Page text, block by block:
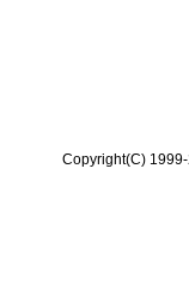
Copyright(C)